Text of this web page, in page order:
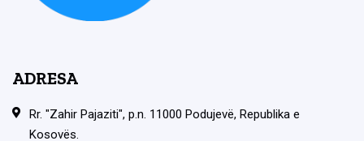
ADRESA
Rr. "Zahir Pajaziti", p.n. 11000 Podujevë, Republika e
Kosovës.